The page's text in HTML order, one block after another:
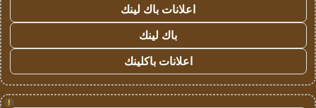
اعلانات باك لينك
باك لينك
اعلانات باكلينك
!